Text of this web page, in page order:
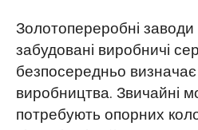
Золотопереробні
забудовані виробничі
безпосередньо
виробництва. Звичайні
потребують опорних